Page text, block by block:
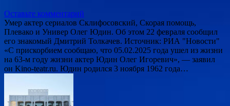
Оставьте комментарий
Умер актер сериалов Склифосовский, Скорая помощь,
Плевако и Универ Олег Юдин. Об этом 22 февраля сообщил
его знакомый Дмитрий Толкачев. Источник: РИА "Новости"
«С прискорбием сообщаю, что 05.02.2025 года ушел из жизни
на 63-м году жизни актер Юдин Олег Игоревич», — заявил
он Kino-teatr.ru. Юдин родился 3 ноября 1962 года…